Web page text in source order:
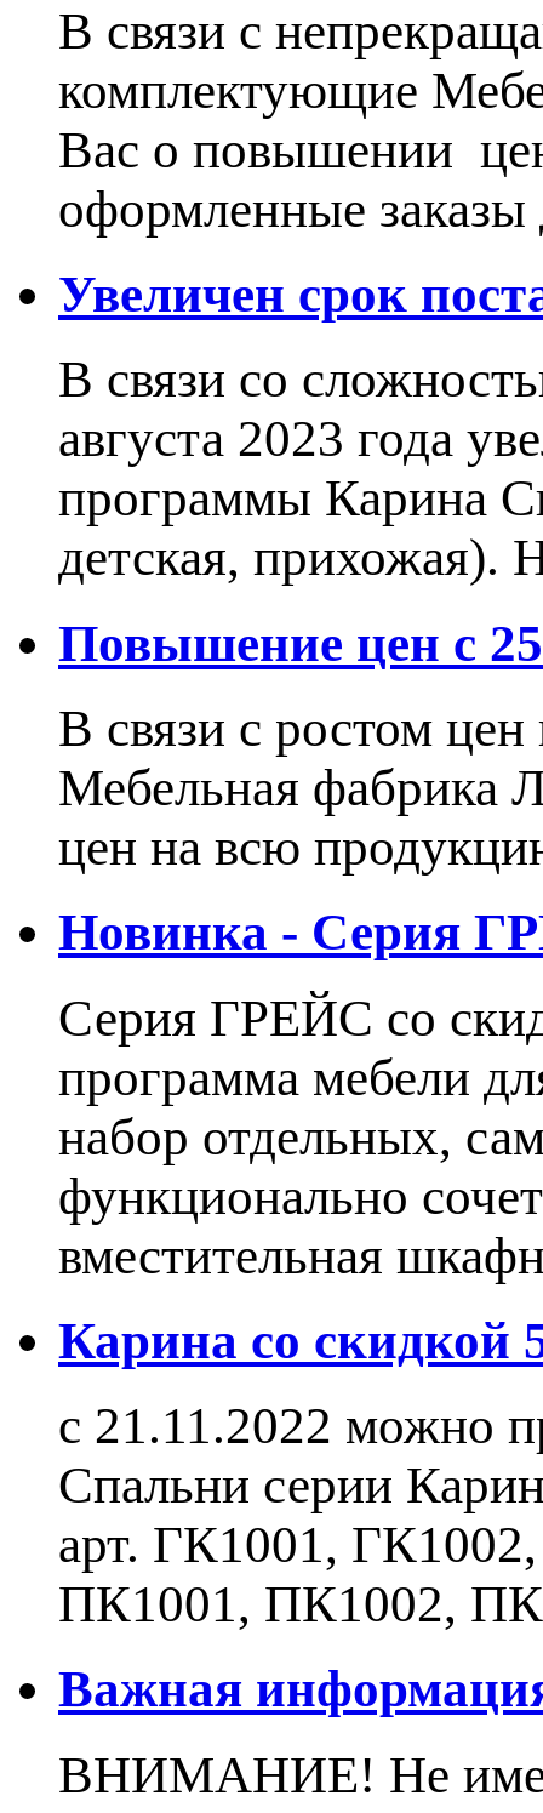
В связи с
комплектующие
Вас о повышении
оформленные
Увеличен срок
В связи со
августа 2023 года
программы Карина
детская, прихожая).
Повышение цен с
В связи с ростом
Мебельная
цен на всю
Новинка - Серия
Серия ГРЕЙС со
программа мебели
набор отдельных,
функционально
вместительная
Карина со скидкой
с 21.11.2022 можно
Спальни серии
арт. ГК1001,
ПК1001, ПК1002,
Важная
ВНИМАНИЕ! Не